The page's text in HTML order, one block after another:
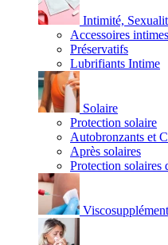
Intimité,
Accessoires intimes
Préservatifs
Lubrifiants Intime
Solaire
Protection solaire
Autobronzants et
Après solaires
Protection solaires